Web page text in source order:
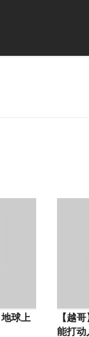
球上
【越
能打动